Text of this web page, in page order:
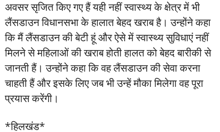
अवसर सृजित किए गए हैं यही नहीं स्वास्थ्य के क्षेत्र में भी
लैंसडाउन विधानसभा के हालात बेहद खराब है। उन्होंने कहा
कि मैं लैंसडाउन की बेटी हूं और ऐसे में स्वास्थ्य सुविधाएं नहीं
मिलने से महिलाओं की खराब होती हालत को बेहद बारीकी से
जानती हैं। उन्होंने कहा कि वह लैंसडाउन की सेवा करना
चाहती हैं और इसके लिए जब भी उन्हें मौका मिलेगा वह पूरा
प्रयास करेंगी।
*हिलखंड*